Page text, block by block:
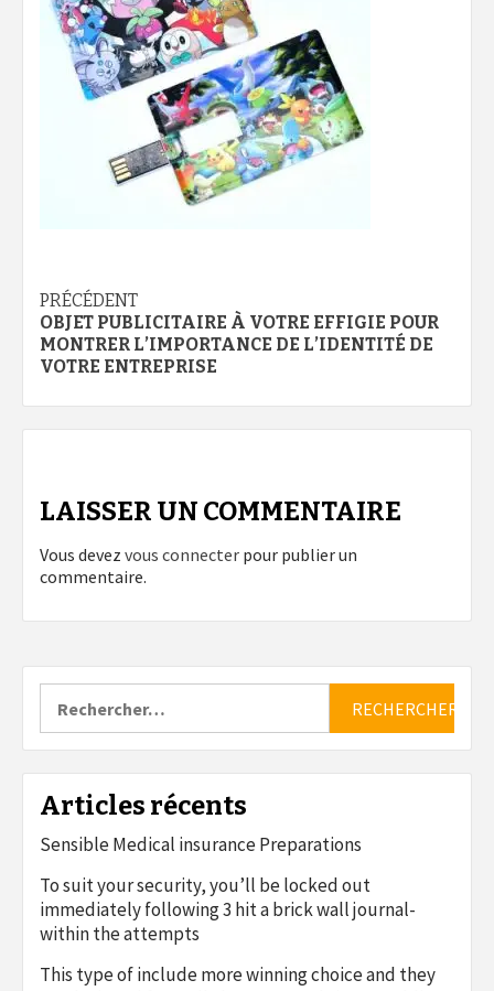
Navigation
d’article
PRÉCÉDENT
OBJET PUBLICITAIRE À VOTRE EFFIGIE POUR
MONTRER L’IMPORTANCE DE L’IDENTITÉ DE
VOTRE ENTREPRISE
LAISSER UN COMMENTAIRE
Vous devez vous connecter pour publier un
commentaire.
Articles récents
Sensible Medical insurance Preparations
To suit your security, you’ll be locked out
immediately following 3 hit a brick wall journal-
within the attempts
This type of include more winning choice and they